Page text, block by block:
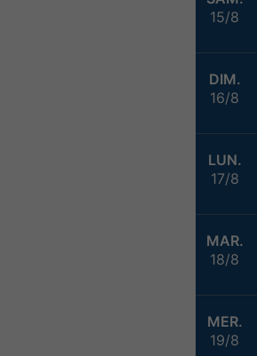
15/8
DIM.
16/8
LUN.
17/8
MAR.
18/8
MER.
19/8